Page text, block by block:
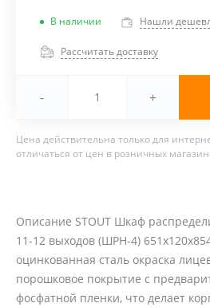
В наличии Нашли
Рассчитать доставку
- +
Цена действительна только для
отличаться от цен в розничных
Описание STOUT Шкаф
11-12 выходов (ШРН-4)
оцинкованная сталь окраска
порошковое покрытие с
фосфатной пленки, что делает